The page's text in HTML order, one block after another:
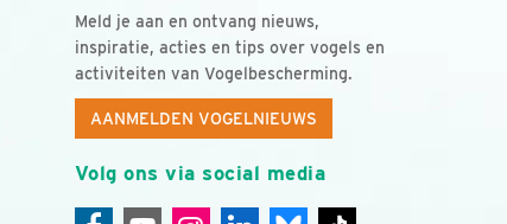
Meld je aan en ontvang nieuws,
inspiratie, acties en tips over vogels en
activiteiten van Vogelbescherming.
AANMELDEN VOGELNIEUWS
Volg ons via social media